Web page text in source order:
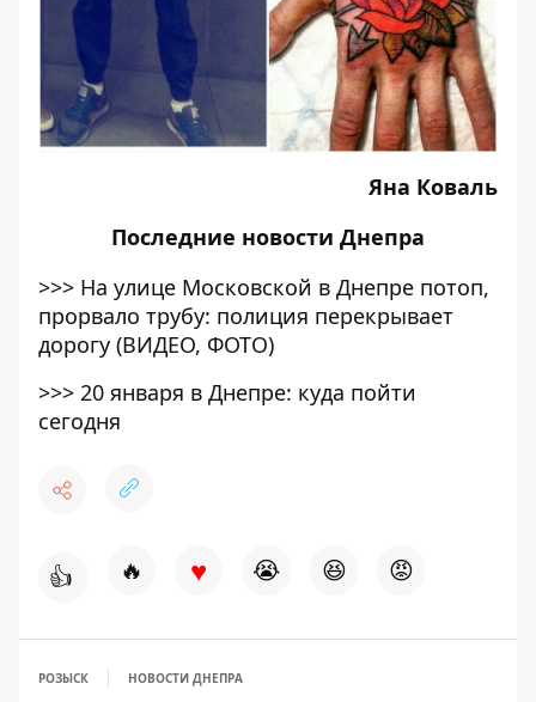
Яна Коваль
Последние новости Днепра
>>> На улице Московской в Днепре потоп,
прорвало трубу: полиция перекрывает
дорогу (ВИДЕО, ФОТО)
>>> 20 января в Днепре: куда пойти
сегодня
👍 🔥 ♥ 😭 😆 😡
РОЗЫСК НОВОСТИ ДНЕПРА